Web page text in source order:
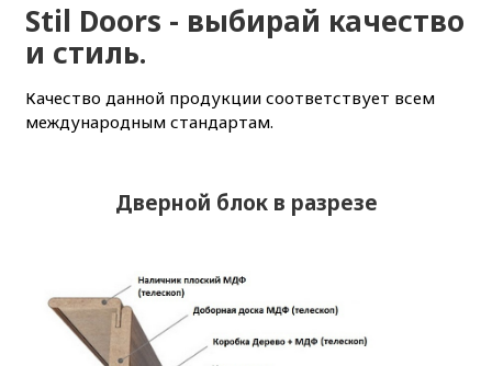
Stil Doors - выбирай качество
и стиль.
Качество данной продукции соответствует всем
международным стандартам.
Дверной блок в разрезе